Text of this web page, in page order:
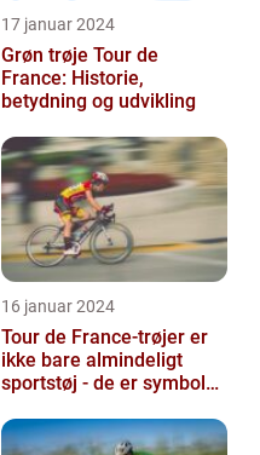
17 januar 2024
Grøn trøje Tour de
France: Historie,
betydning og udvikling
16 januar 2024
Tour de France-trøjer er
ikke bare almindeligt
sportstøj - de er symboler
udholden...